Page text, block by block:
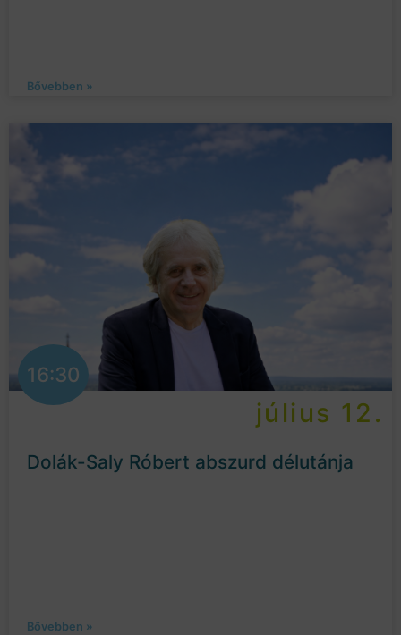
Bővebben »
16:30
július 12.
Dolák-Saly Róbert abszurd délutánja
Bővebben »